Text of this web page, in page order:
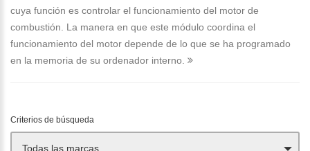
cuya función es controlar el funcionamiento del motor de
combustión. La manera en que este módulo coordina el
funcionamiento del motor depende de lo que se ha programado
en la memoria de su ordenador interno.
Criterios de búsqueda
Todas las marcas